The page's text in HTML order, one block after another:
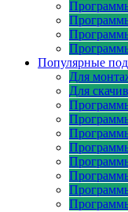
Популярные
Для
Для